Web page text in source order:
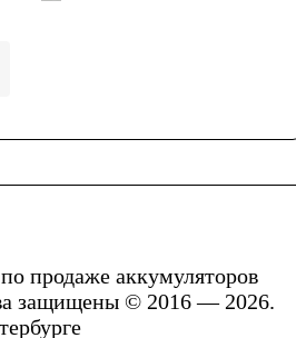
продаже аккумуляторов
защищены © 2016 — 2026.